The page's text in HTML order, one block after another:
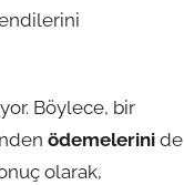
Böylece, bir
ödemelerini de
olarak,